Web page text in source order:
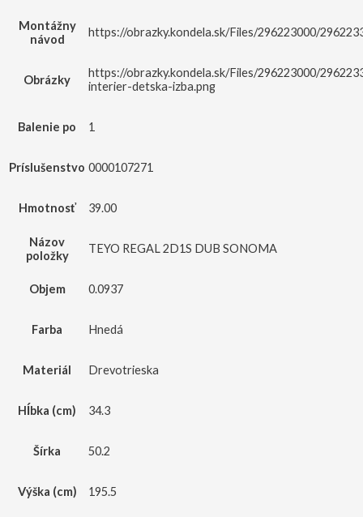
Montážny
návod
https://obrazky.kondela.sk/Files/296223000/
Obrázky
https://obrazky.kondela.sk/Files/296223000/
interier-detska-izba.png
Balenie po 1
Príslušenstvo 0000107271
Hmotnosť 39.00
Názov
položky
TEYO REGAL 2D1S DUB SONOMA
Objem 0.0937
Farba Hnedá
Materiál Drevotrieska
Hĺbka (cm) 34.3
Šírka 50.2
Výška (cm) 195.5